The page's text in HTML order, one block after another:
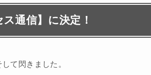
通信】に決定！
て閃きました。